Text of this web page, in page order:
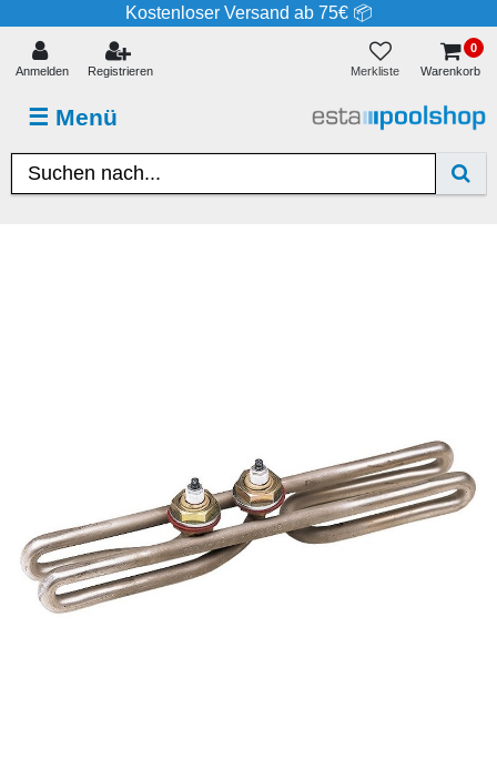
Kostenloser Versand ab 75€ 📦
☰ Menü
Anmelden Registrieren Merkliste
0
Warenkorb